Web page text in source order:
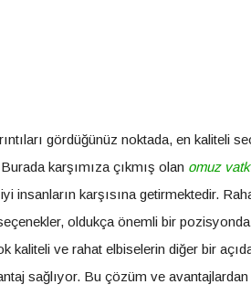
gördüğünüz noktada, en kaliteli
karşımıza çıkmış olan omuz
insanların karşısına getirmektedir.
oldukça önemli bir
kaliteli ve rahat elbiselerin diğer bir
sağlıyor. Bu çözüm ve